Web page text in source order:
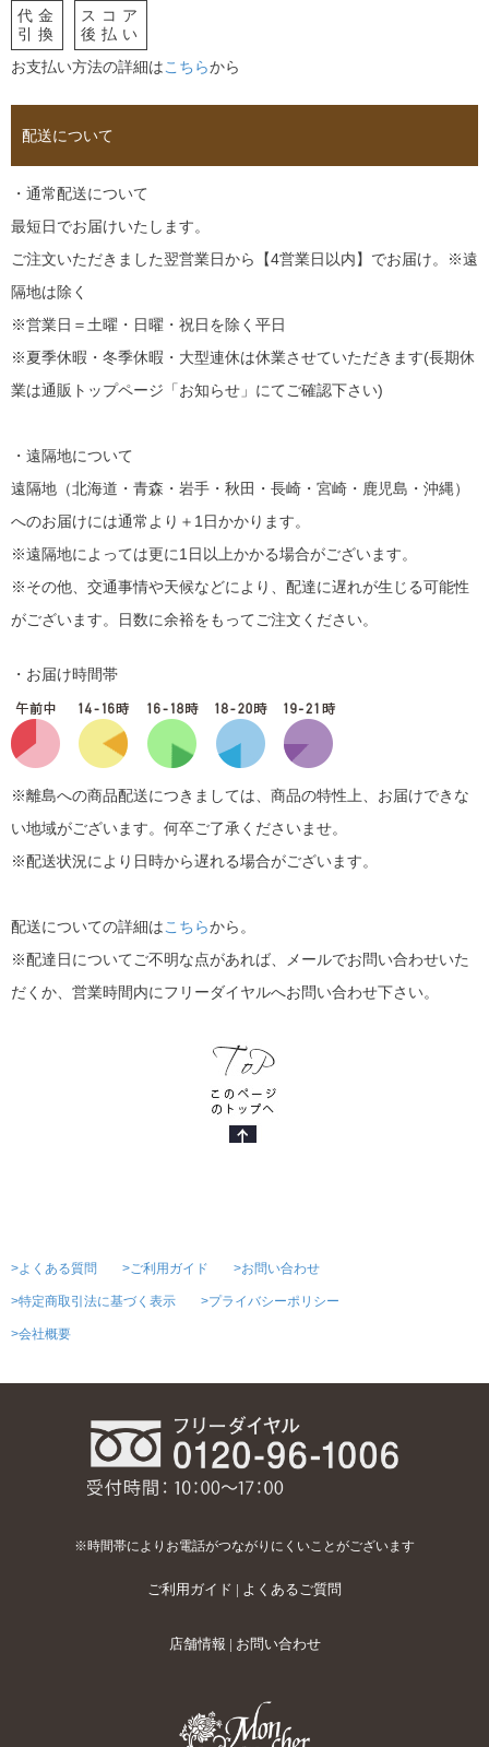
代金
引換
スコア
後払い
お支払い方法の詳細はこちらから
配送について
・通常配送について
最短日でお届けいたします。
ご注文いただきました翌営業日から【4営業日以内】でお届け。※遠
隔地は除く
※営業日＝土曜・日曜・祝日を除く平日
※夏季休暇・冬季休暇・大型連休は休業させていただきます(長期休
業は通販トップページ「お知らせ」にてご確認下さい)
・遠隔地について
遠隔地（北海道・青森・岩手・秋田・長崎・宮崎・鹿児島・沖縄）
へのお届けには通常より＋1日かかります。
※遠隔地によっては更に1日以上かかる場合がございます。
※その他、交通事情や天候などにより、配達に遅れが生じる可能性
がございます。日数に余裕をもってご注文ください。
・お届け時間帯
※離島への商品配送につきましては、商品の特性上、お届けできな
い地域がございます。何卒ご了承くださいませ。
※配送状況により日時から遅れる場合がございます。
配送についての詳細はこちらから。
※配達日についてご不明な点があれば、メールでお問い合わせいた
だくか、営業時間内にフリーダイヤルへお問い合わせ下さい。
>よくある質問 >ご利用ガイド >お問い合わせ
>特定商取引法に基づく表示 >プライバシーポリシー
>会社概要
※時間帯によりお電話がつながりにくいことがございます
ご利用ガイド | よくあるご質問
店舗情報 | お問い合わせ